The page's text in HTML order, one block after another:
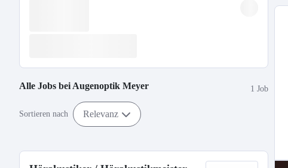
Alle Jobs bei Augenoptik Meyer 1 Job
Sortieren nach Relevanz